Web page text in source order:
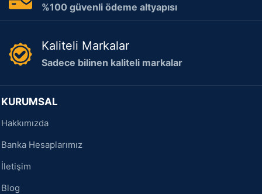
%100 güvenli ödeme altyapısı
Kaliteli Markalar
Sadece bilinen kaliteli markalar
KURUMSAL
Hakkımızda
Banka Hesaplarımız
İletişim
Blog